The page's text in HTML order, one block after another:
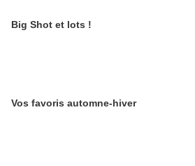
Big Shot et lots !
Vos favoris automne-hiver